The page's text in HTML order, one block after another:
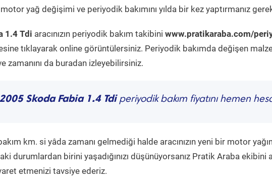
motor yağ değişimi ve periyodik bakımını yılda bir kez yaptırmanız
1.4 Tdi aracınızın periyodik bakım takibini www.pratikaraba.com/
tıklayarak online görüntülersiniz. Periyodik bakımda değişen
zamanını da buradan izleyebilirsiniz.
2005 Skoda Fabia 1.4 Tdiperiyodik bakım fiyatını hemen
km. si yâda zamanı gelmediği halde aracınızın yeni bir motor
durumlardan birini yaşadığınızı düşünüyorsanız Pratik Araba ekibini
etmenizi tavsiye ederiz.